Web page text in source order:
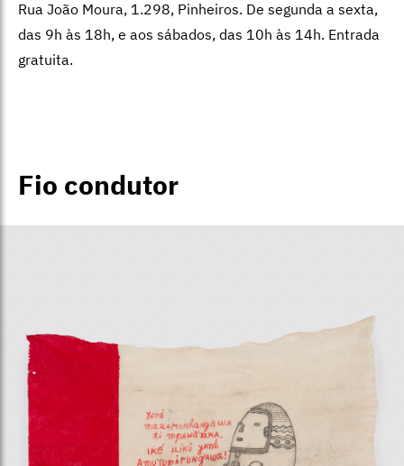
Rua João Moura, 1.298, Pinheiros. De segunda a sexta,
das 9h às 18h, e aos sábados, das 10h às 14h. Entrada
gratuita.
Fio condutor